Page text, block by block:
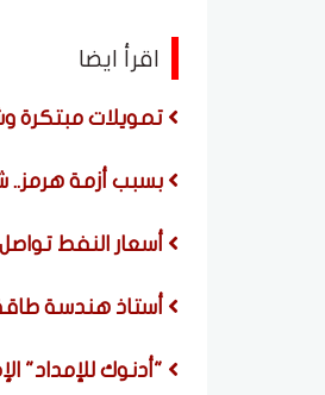
اقرأ ايضا
تمويلات مبتكرة
بسبب أزمة هرمز..
أسعار النفط تواصل
أستاذ هندسة طاقة: 19 مليار دولار استثمارات جديدة لدعم إنتاج البترول
"أدنوك للإمداد" الإماراتية